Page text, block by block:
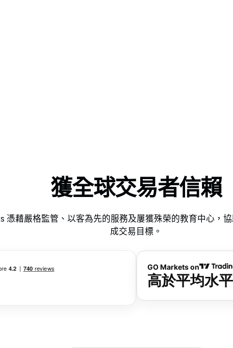
獲全球交易者信賴
憑藉嚴格監管、以客為先的服務及屢獲殊榮的教育中心，
成交易目標。